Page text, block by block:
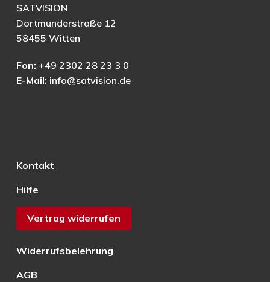
SATVISION
Dortmunderstraße 12
58455 Witten
Fon: +49 2302 28 23 3 0
E-Mail: info@satvision.de
Kontakt
Hilfe
Vertrag widerrufen
Widerrufsbelehrung
AGB